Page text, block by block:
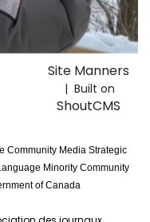
Site Manners
| Built on
ShoutCMS
Community Media Strategic
Minority Community
of Canada